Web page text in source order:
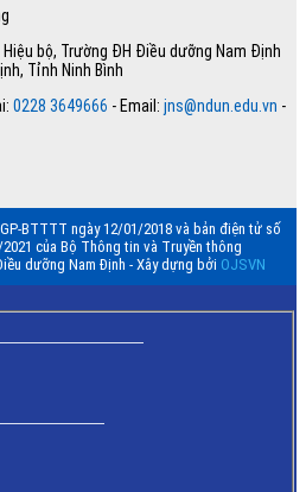
bộ, Trường ĐH Điều dưỡng Nam Định
Tỉnh Ninh Bình
0228 3649666 - Email: jns@ndun.edu.vn -
BTTTT ngày 12/01/2018 và bản điện tử số
của Bộ Thông tin và Truyền thông
dưỡng Nam Định - Xây dựng bởi OJSVN